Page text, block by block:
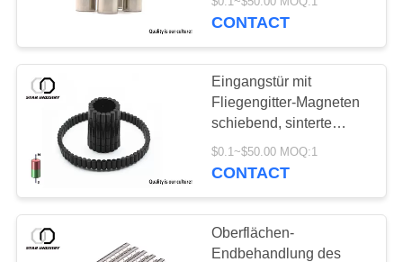
SITEMAP
PRIVACY
POLICY
Magneten N52
CONTACT
Eingangstür mit
Fliegengitter-Magneten
schiebend, sinterte
Neodym-Eisen-Bor-
Material
$0.1~$50.00 MOQ:1
CONTACT
Oberflächen-
Endbehandlung des